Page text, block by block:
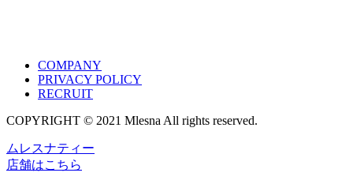
COMPANY
PRIVACY POLICY
RECRUIT
COPYRIGHT © 2021 Mlesna All rights reserved.
ムレスナティー
店舗はこちら